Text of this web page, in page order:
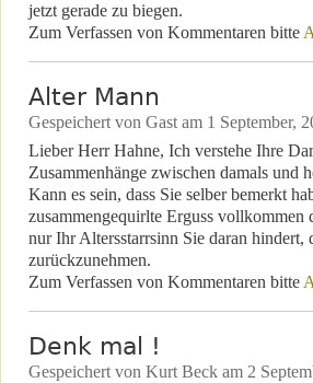
jetzt gerade zu biegen.
Zum Verfassen von Kommentaren bitte
Alter Mann
Gespeichert von Gast am 1 September,
Lieber Herr Hahne, Ich verstehe Ihre
Zusammenhänge zwischen damals und
Kann es sein, dass Sie selber bemerkt
zusammengequirlte Erguss vollkommen
nur Ihr Altersstarrsinn Sie daran hindert,
zurückzunehmen.
Zum Verfassen von Kommentaren bitte
Denk mal !
Gespeichert von Kurt Beck am 2